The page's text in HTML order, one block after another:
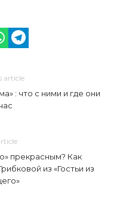
article
: что с ними и где они
прекрасным? Как
из «Гостьи из